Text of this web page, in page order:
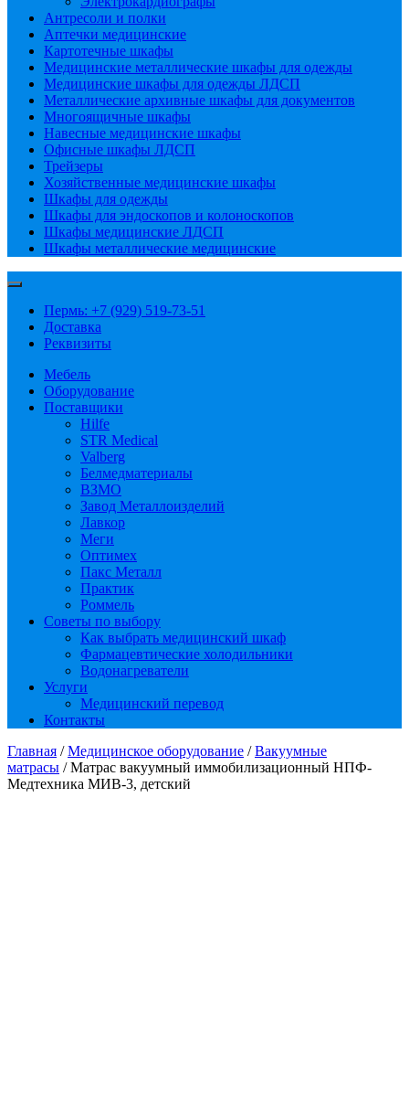
Антресоли и полки
Аптечки медицинские
Картотечные шкафы
Медицинские металлические шкафы для одежды
Медицинские шкафы для одежды ЛДСП
Металлические архивные шкафы для документов
Многоящичные шкафы
Навесные медицинские шкафы
Офисные шкафы ЛДСП
Трейзеры
Хозяйственные медицинские шкафы
Шкафы для одежды
Шкафы для эндоскопов и колоноскопов
Шкафы медицинские ЛДСП
Шкафы металлические медицинские
Пермь: +7 (929) 519-73-51
Доставка
Реквизиты
Мебель
Оборудование
Поставщики
Hilfe
STR Medical
Valberg
Белмедматериалы
ВЗМО
Завод Металлоизделий
Лавкор
Меги
Оптимех
Пакс Металл
Практик
Роммель
Советы по выбору
Как выбрать медицинский шкаф
Фармацевтические холодильники
Водонагреватели
Услуги
Медицинский перевод
Контакты
Главная /Медицинское оборудование /Вакуумные
матрасы / Матрас вакуумный иммобилизационный НПФ-
Медтехника МИВ-3, детский